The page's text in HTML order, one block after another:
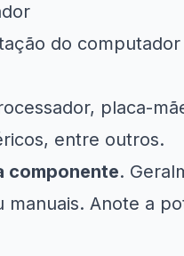
do
placa-
entre outros.
componente.
manuais. Anote a